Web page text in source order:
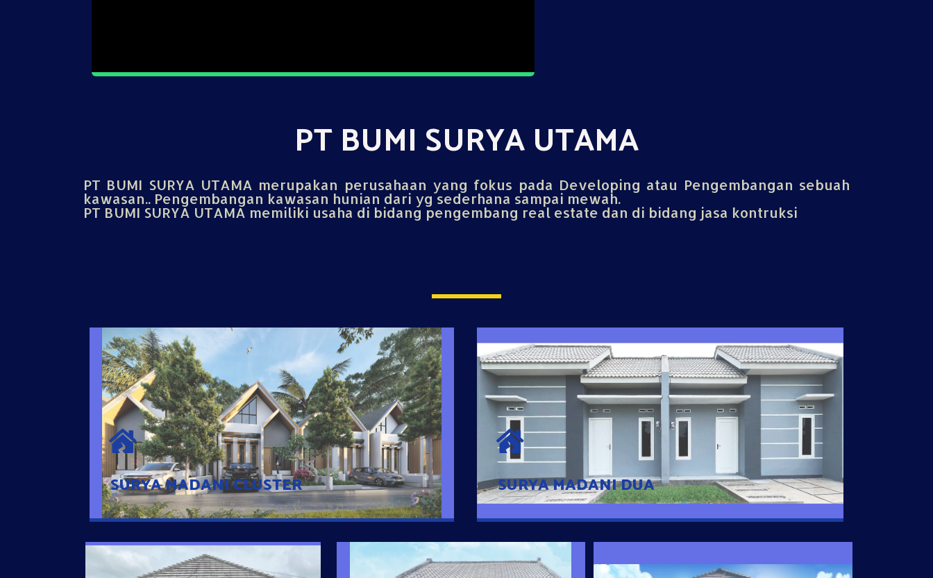
PT BUMI SURYA UTAMA
PT BUMI SURYA UTAMA merupakan perusahaan yang fokus pada Developing atau Pengembangan sebuah
kawasan.. Pengembangan kawasan hunian dari yg sederhana sampai mewah.
PT BUMI SURYA UTAMA memiliki usaha di bidang pengembang real estate dan di bidang jasa kontruksi
SURYA MADANI CLUSTER
SURYA MADANI CLUSTER
Desain Modern Minimalis dengan Konsep Rumah Pintar
Sehingga Memudahkan Penghuni mengakses rumahnya dengan
Ponsel
SURYA MADANI DUA
SURYA MADANI DUA
Satu-satunya Hunian nyaman dengan harga subsidi hanya 100
jutaan dengan lokasi strategis di Tuban